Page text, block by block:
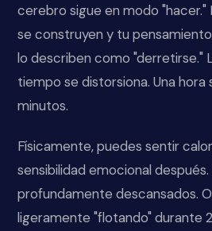
cerebro sigue en modo "hacer."
se construyen y tu
lo describen como "derretirse."
tiempo se distorsiona. Una
minutos.
Físicamente, puedes sentir
sensibilidad emocional
profundamente descansados.
ligeramente "flotando" durante